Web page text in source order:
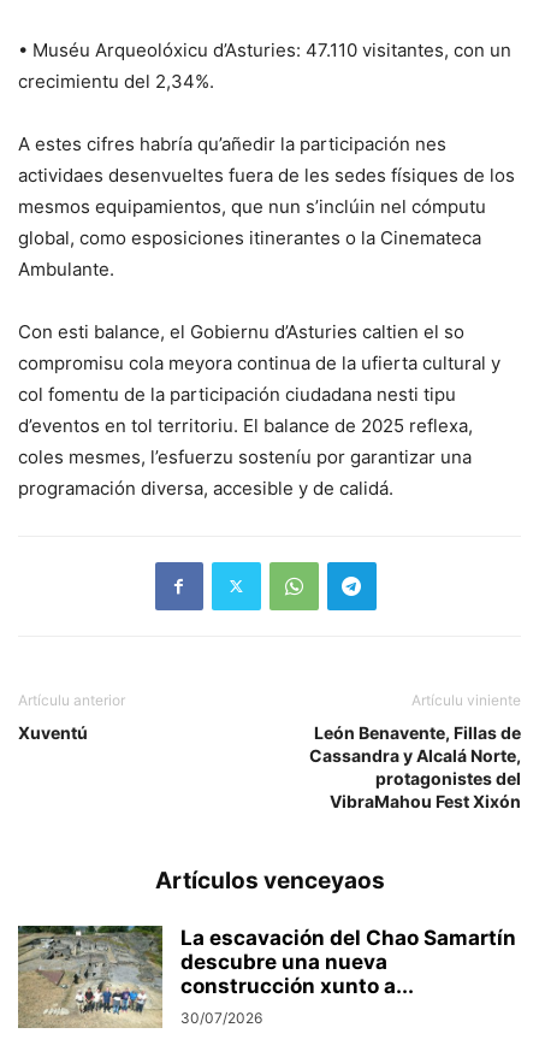
• Muséu Arqueolóxicu d’Asturies: 47.110 visitantes, con un
crecimientu del 2,34%.
A estes cifres habría qu’añedir la participación nes
actividaes desenvueltes fuera de les sedes físiques de los
mesmos equipamientos, que nun s’inclúin nel cómputu
global, como esposiciones itinerantes o la Cinemateca
Ambulante.
Con esti balance, el Gobiernu d’Asturies caltien el so
compromisu cola meyora continua de la ufierta cultural y
col fomentu de la participación ciudadana nesti tipu
d’eventos en tol territoriu. El balance de 2025 reflexa,
coles mesmes, l’esfuerzu sosteníu por garantizar una
programación diversa, accesible y de calidá.
Artículu anterior
Xuventú
Artículu viniente
León Benavente, Fillas de
Cassandra y Alcalá Norte,
protagonistes del
VibraMahou Fest Xixón
Artículos venceyaos
La escavación del Chao Samartín
descubre una nueva
construcción xunto a...
30/07/2026